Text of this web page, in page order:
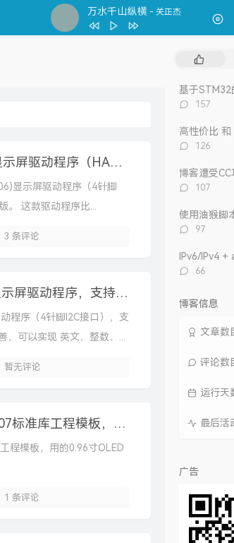
万水千山纵横 - 关正杰
一格格 卫兰
周柏豪
罗文
张国荣
古巨基
告白 (V.O. Version)
基于STM32G4的0.96寸OLED显示屏驱动程序（HAL库），支持硬件/软件I2C
显示屏驱动程序（4针脚
。 这款驱动程序比...
3 条评论
基于STM32F1的0.96寸OLED显示屏驱动程序，支持硬件/软件I2C
程序（4针脚I2C接口），支
，可以实现 英文、整数、...
暂无评论
移植好U8g2图形库的STM32F407标准库工程模板，0.96寸OLED驱动程序
程模板，用的0.96寸OLED
1 条评论
文
章
评
数：
157
评
数：
126
博客遭受
评
数：
107
使用油猴脚
评
数：
97
评
66
博客信息
文章数
评论数
运行天
最后活
广告